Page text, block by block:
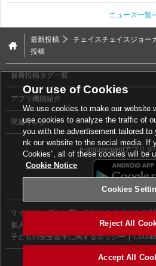
ニュース一覧
最新投稿 チェイスチェイスジョー
投稿
最新投稿タグ一覧
アプリ機能紹介
関連リンク
e-amusementアプリダ
サイトマップ お問い合わせ
サイトのご
個人情報等保護方針
外部送信について
子どもの安全基準に関するポリシー
©2026 Konami Digital
Our use of Cookies
We use cookies to make our website
use cookies to analyze the traffic of
you with the advertisement tailored
nk our website to the social media. If
Cookies”, all of these cookies will be
Cookie Notice
Cookies
Reject All
Accept All